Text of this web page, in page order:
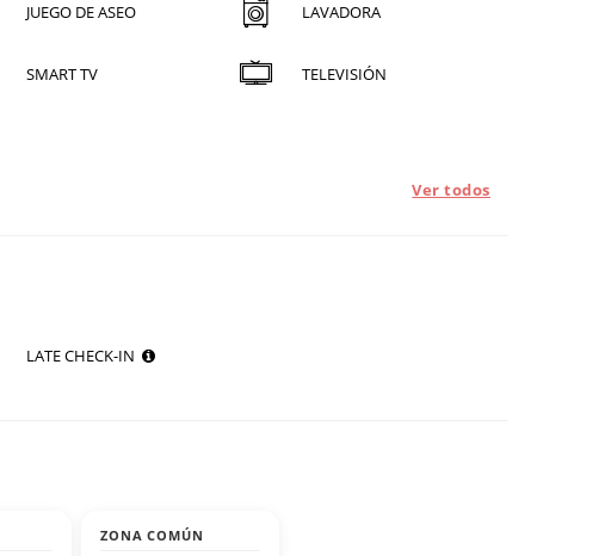
JUEGO DE ASEO LAVADORA
SMART TV TELEVISIÓN
Ver todos
LATE CHECK-IN
ZONA COMÚN